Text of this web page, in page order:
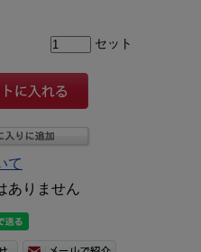
セット
て
ありません